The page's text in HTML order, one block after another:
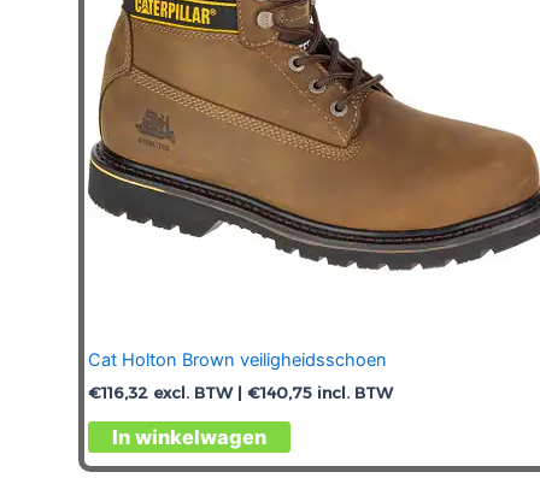
worden
op
de
productpagina
Cat Holton Brown veiligheidsschoen
€116,32 excl. BTW | €140,75 incl. BTW
In winkelwagen
Dit
product